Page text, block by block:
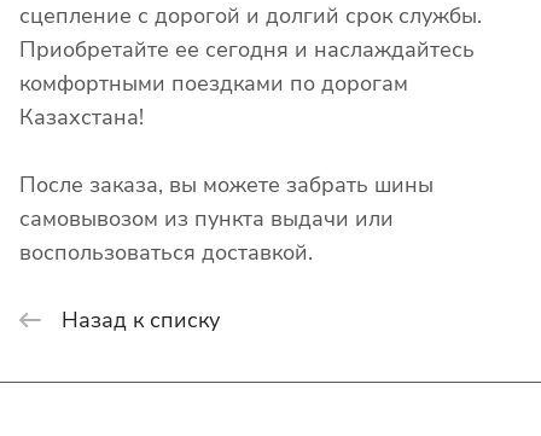
сцепление с дорогой и долгий срок службы.
Приобретайте ее сегодня и наслаждайтесь
комфортными поездками по дорогам
Казахстана!
После заказа, вы можете забрать шины
самовывозом из пункта выдачи или
воспользоваться доставкой.
Назад к списку